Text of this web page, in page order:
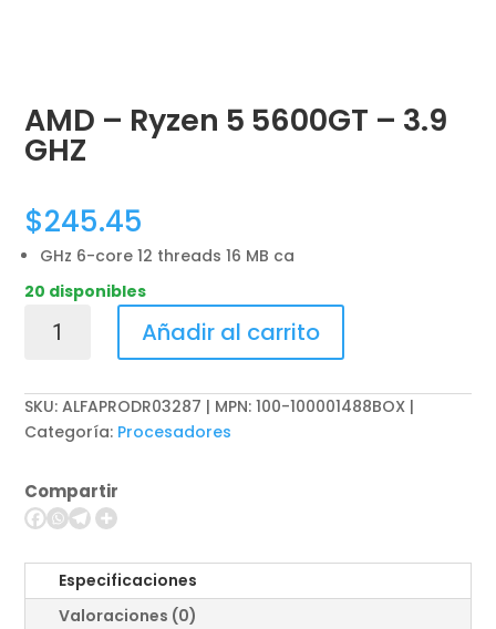
AMD – Ryzen 5 5600GT – 3.9
GHZ
$245.45
GHz 6-core 12 threads 16 MB ca
20 disponibles
5
5600GT
-
GHZ
cantidad
Añadir al carrito
SKU:ALFAPRODR03287 | MPN: 100-100001488BOX
Categoría: Procesadores
Compartir
Especificaciones
Valoraciones (0)